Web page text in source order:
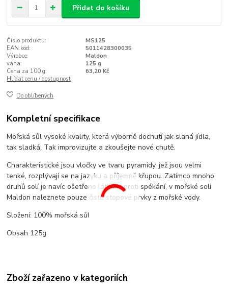
Přidat do košíku
Číslo produktu:
MS125
EAN kód:
5011428300035
Výrobce:
Maldon
váha:
125 g
Cena za 100 g:
63,20 Kč
Hlídat cenu / dostupnost
Do oblíbených
Kompletní specifikace
Mořská sůl vysoké kvality, která výborně dochutí jak slaná jídla,
tak sladká. Tak improvizujte a zkoušejte nové chutě.
Charakteristické jsou vločky ve tvaru pyramidy, jež jsou velmi
tenké, rozplývají se na jazyku a příjemně křupou. Zatímco mnoho
druhů solí je navíc ošetřeno látkami proti spékání, v mořské soli
Maldon naleznete pouze čisté stopové prvky z mořské vody.
Složení: 100% mořská sůl
Obsah 125g
Zboží zařazeno v kategoriích